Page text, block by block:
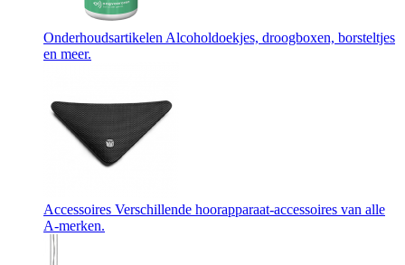
Onderhoudsartikelen Alcoholdoekjes, droogboxen, borsteltjes
en meer.
Accessoires Verschillende hoorapparaat-accessoires van alle
A-merken.